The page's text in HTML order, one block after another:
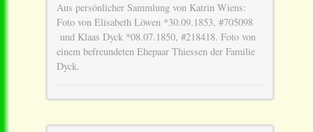
Aus persönlicher Sammlung von Katrin Wiens:
Foto von Elisabeth Löwen *30.09.1853, #705098
und Klaas Dyck *08.07.1850, #218418. Foto von
einem befreundeten Ehepaar Thiessen der Familie
Dyck.